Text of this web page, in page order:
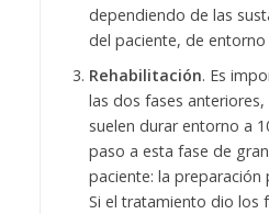
dependiendo de las
del paciente, de entorno
Rehabilitación. Es
las dos fases
suelen durar entorno a
paso a esta fase de
paciente: la preparación
Si el tratamiento dio los